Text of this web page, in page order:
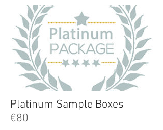
Platinum Sample Boxes
€80